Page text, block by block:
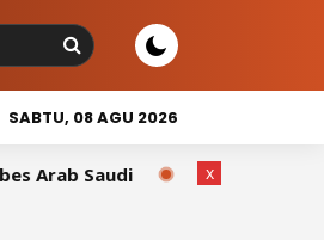
SABTU, 08 AGU 2026
Wakil Bupati Sidrap Tutup
x